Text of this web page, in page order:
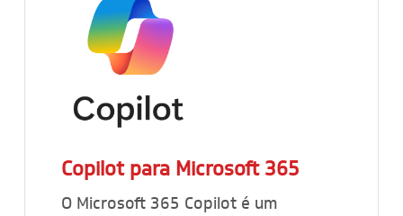
Copilot para Microsoft 365
O Microsoft 365 Copilot é um